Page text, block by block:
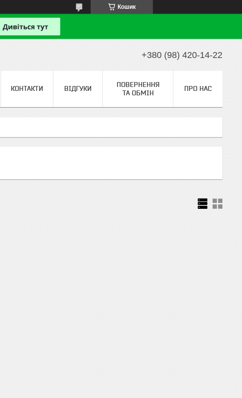
Кошик
+380 (98) 420-14-22
КОНТАКТИ ВІДГУКИ
ПОВЕРНЕННЯ
ТА ОБМІН
ПРО НАС